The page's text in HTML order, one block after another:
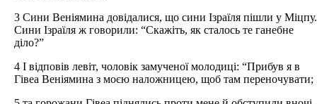
3 Сини Веніямина довідалися, що сини Ізраїля пішли у Міцпу.
Сини Ізраїля ж говорили: “Скажіть, як сталось те ганебне
діло?”
4 І відповів левіт, чоловік замученої молодиці: “Прибув я в
Гівеа Веніямина з моєю наложницею, щоб там переночувати;